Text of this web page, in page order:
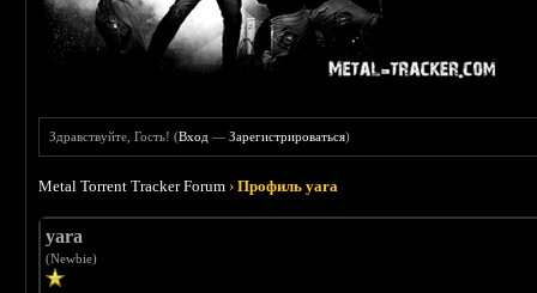
Здравствуйте, Гость! (Вход —Зарегистрироваться)
Metal Torrent Tracker Forum ›Профиль yara
yara
(Newbie)